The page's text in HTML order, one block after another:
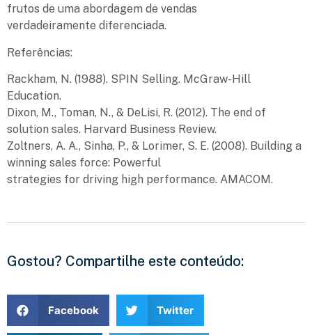
frutos de uma abordagem de vendas
verdadeiramente diferenciada.
Referências:
Rackham, N. (1988). SPIN Selling. McGraw-Hill
Education.
Dixon, M., Toman, N., & DeLisi, R. (2012). The end of
solution sales. Harvard Business Review.
Zoltners, A. A., Sinha, P., & Lorimer, S. E. (2008). Building a
winning sales force: Powerful
strategies for driving high performance. AMACOM.
Gostou? Compartilhe este conteúdo:
Facebook Twitter